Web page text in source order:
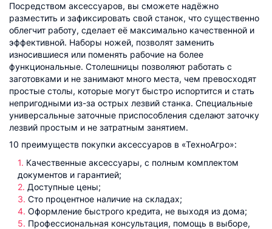
Посредством аксессуаров, вы сможете надёжно
разместить и зафиксировать свой станок, что существенно
облегчит работу, сделает её максимально качественной и
эффективной. Наборы ножей, позволят заменить
износившиеся или поменять рабочие на более
функциональные. Столешницы позволяют работать с
заготовками и не занимают много места, чем превосходят
простые столы, которые могут быстро испортится и стать
непригодными из-за острых лезвий станка. Специальные
универсальные заточные приспособления сделают заточку
лезвий простым и не затратным занятием.
10 преимуществ покупки аксессуаров в «ТехноАгро»:
Качественные аксессуары, с полным комплектом
документов и гарантией;
Доступные цены;
Сто процентное наличие на складах;
Оформление быстрого кредита, не выходя из дома;
Профессиональная консультация, помощь в выборе,